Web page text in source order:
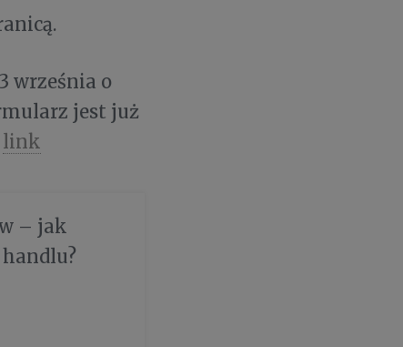
września o
jest już
link
– jak